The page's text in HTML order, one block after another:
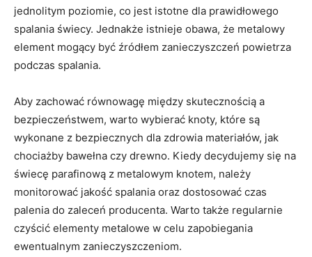
jednolitym ​poziomie, co jest istotne dla‍ prawidłowego
spalania świecy. Jednakże istnieje⁢ obawa, że metalowy
element⁢ mogący być źródłem ​zanieczyszczeń powietrza
podczas spalania.
Aby zachować ⁤równowagę między⁤ skutecznością ‌a
bezpieczeństwem, warto wybierać knoty,⁢ które są⁢
wykonane⁤ z bezpiecznych dla zdrowia ​materiałów,⁣ jak⁣
chociażby bawełna czy drewno. Kiedy ‌decydujemy się na‍
świecę parafinową z metalowym knotem, należy
monitorować jakość spalania oraz dostosować czas
palenia⁢ do ⁢zaleceń ​producenta. Warto także ⁣regularnie
czyścić elementy metalowe⁣ w celu zapobiegania
ewentualnym zanieczyszczeniom.